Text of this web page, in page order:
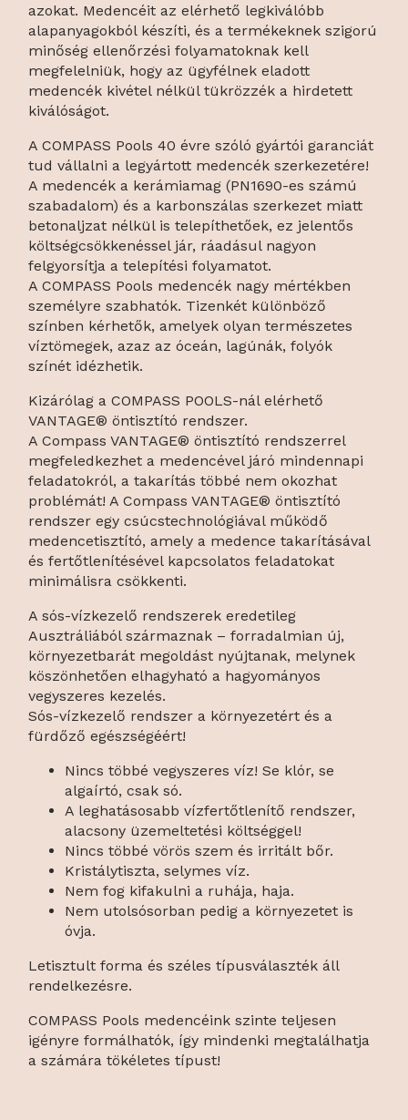
azokat. Medencéit az elérhető legkiválóbb
alapanyagokból készíti, és a termékeknek szigorú
minőség ellenőrzési folyamatoknak kell
megfelelniük, hogy az ügyfélnek eladott
medencék kivétel nélkül tükrözzék a hirdetett
kiválóságot.
A COMPASS Pools 40 évre szóló gyártói garanciát
tud vállalni a legyártott medencék szerkezetére!
A medencék a kerámiamag (PN1690-es számú
szabadalom) és a karbonszálas szerkezet miatt
betonaljzat nélkül is telepíthetőek, ez jelentős
költségcsökkenéssel jár, ráadásul nagyon
felgyorsítja a telepítési folyamatot.
A COMPASS Pools medencék nagy mértékben
személyre szabhatók. Tizenkét különböző
színben kérhetők, amelyek olyan természetes
víztömegek, azaz az óceán, lagúnák, folyók
színét idézhetik.
Kizárólag a COMPASS POOLS-nál elérhető
VANTAGE® öntisztító rendszer.
A Compass VANTAGE® öntisztító rendszerrel
megfeledkezhet a medencével járó mindennapi
feladatokról, a takarítás többé nem okozhat
problémát! A Compass VANTAGE® öntisztító
rendszer egy csúcstechnológiával működő
medencetisztító, amely a medence takarításával
és fertőtlenítésével kapcsolatos feladatokat
minimálisra csökkenti.
A sós-vízkezelő rendszerek eredetileg
Ausztráliából származnak – forradalmian új,
környezetbarát megoldást nyújtanak, melynek
köszönhetően elhagyható a hagyományos
vegyszeres kezelés.
Sós-vízkezelő rendszer a környezetért és a
fürdőző egészségéért!
Nincs többé vegyszeres víz! Se klór, se
algaírtó, csak só.
A leghatásosabb vízfertőtlenítő rendszer,
alacsony üzemeltetési költséggel!
Nincs többé vörös szem és irritált bőr.
Kristálytiszta, selymes víz.
Nem fog kifakulni a ruhája, haja.
Nem utolsósorban pedig a környezetet is
óvja.
Letisztult forma és széles típusválaszték áll
rendelkezésre.
COMPASS Pools medencéink szinte teljesen
igényre formálhatók, így mindenki megtalálhatja
a számára tökéletes típust!